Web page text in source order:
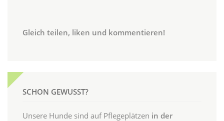
Gleich teilen, liken und kommentieren!
SCHON GEWUSST?
Unsere Hunde sind auf Pflegeplätzen in der